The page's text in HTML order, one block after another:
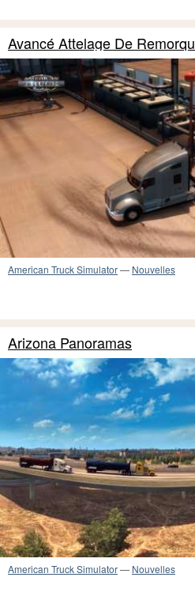
Avancé Attelage De
American Truck Simulator— Nouvelles
Arizona Panoramas
American Truck Simulator— Nouvelles